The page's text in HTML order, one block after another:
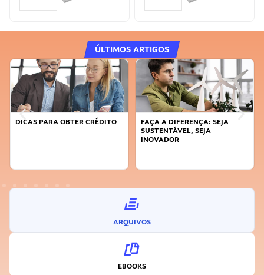
ÚLTIMOS ARTIGOS
DICAS PARA OBTER CRÉDITO
FAÇA A DIFERENÇA: SEJA
SUSTENTÁVEL, SEJA
INOVADOR
ARQUIVOS
EBOOKS